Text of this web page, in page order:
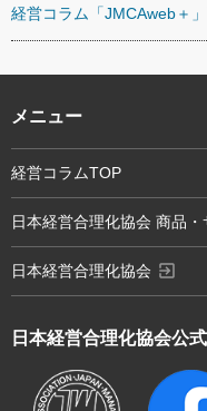
経営コラム「JMCAweb＋
日本経営合理化協会公
メニュー
経営コラムTOP
日本経営合理化協会 商品
日本経営合理化協会 exit_to_app